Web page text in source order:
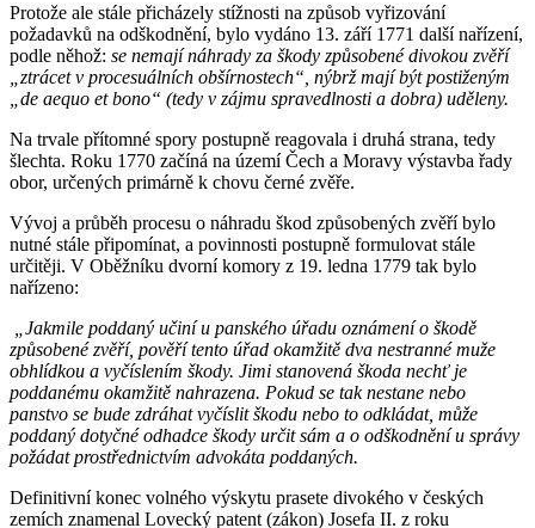
Protože ale stále přicházely stížnosti na způsob vyřizování
požadavků na odškodnění, bylo vydáno 13. září 1771 další nařízení,
podle něhož: se nemají náhrady za škody způsobené divokou zvěří
„ztrácet v procesuálních obšírnostech“, nýbrž mají být postiženým
„de aequo et bono“ (tedy v zájmu spravedlnosti a dobra) uděleny.
Na trvale přítomné spory postupně reagovala i druhá strana, tedy
šlechta. Roku 1770 začíná na území Čech a Moravy výstavba řady
obor, určených primárně k chovu černé zvěře.
Vývoj a průběh procesu o náhradu škod způsobených zvěří bylo
nutné stále připomínat, a povinnosti postupně formulovat stále
určitěji. V Oběžníku dvorní komory z 19. ledna 1779 tak bylo
nařízeno:
„Jakmile poddaný učiní u panského úřadu oznámení o škodě
způsobené zvěří, pověří tento úřad okamžitě dva nestranné muže
obhlídkou a vyčíslením škody. Jimi stanovená škoda nechť je
poddanému okamžitě nahrazena. Pokud se tak nestane nebo
panstvo se bude zdráhat vyčíslit škodu nebo to odkládat, může
poddaný dotyčné odhadce škody určit sám a o odškodnění u správy
požádat prostřednictvím advokáta poddaných.
Definitivní konec volného výskytu prasete divokého v českých
zemích znamenal Lovecký patent (zákon) Josefa II. z roku